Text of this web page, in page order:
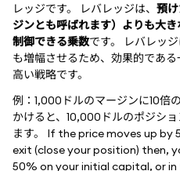
レッジです。 レバレッジは、 預
ジンとも呼ばれます）よりも大
制御できる乗数です。 レバレッ
も増幅させるため、効果的であ
高い戦略です。
例：1,000ドルのマージンに10倍
かけると、10,000ドルのポジシ
ます。 If the price moves up by
exit (close your position) then,
50% on your initial capital, or in